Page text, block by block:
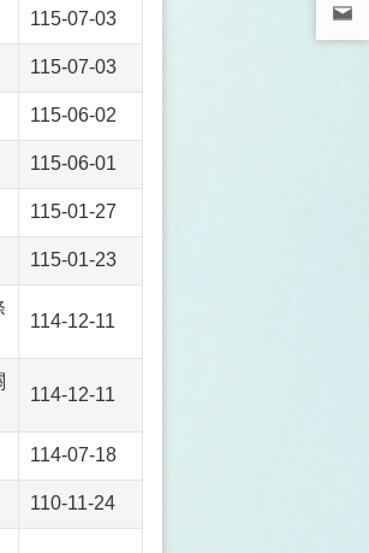
115-07-03
115-07-03
115-06-02
115-06-01
115-01-27
115-01-23
114-12-11
114-12-11
114-07-18
110-11-24